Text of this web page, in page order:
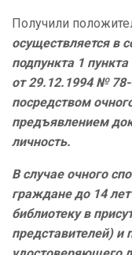
Получили
осуществляется в
подпункта 1
от 29.12.1994 №
посредством
предъявлением
личность.
В случае очного
граждане до 14
библиотеку в
представителей) и